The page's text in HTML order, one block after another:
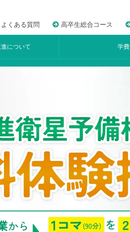
よくある質問 高卒生総合コース
について 学費